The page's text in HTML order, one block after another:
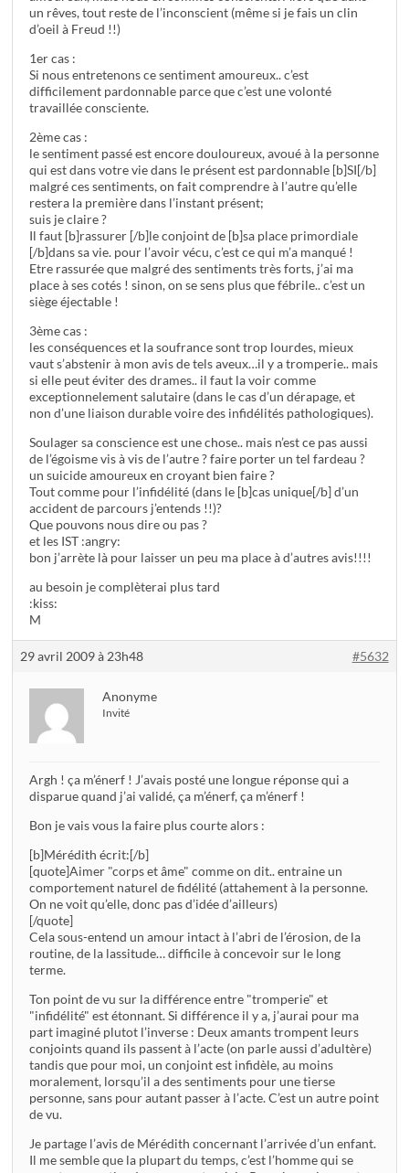
un rêves, tout reste de l’inconscient (même si je fais un clin
d’oeil à Freud !!)
1er cas :
Si nous entretenons ce sentiment amoureux.. c’est
difficilement pardonnable parce que c’est une volonté
travaillée consciente.
2ème cas :
le sentiment passé est encore douloureux, avoué à la personne
qui est dans votre vie dans le présent est pardonnable [b]SI[/b]
malgré ces sentiments, on fait comprendre à l’autre qu’elle
restera la première dans l’instant présent;
suis je claire ?
Il faut [b]rassurer [/b]le conjoint de [b]sa place primordiale
[/b]dans sa vie. pour l’avoir vécu, c’est ce qui m’a manqué !
Etre rassurée que malgré des sentiments très forts, j’ai ma
place à ses cotés ! sinon, on se sens plus que fébrile.. c’est un
siège éjectable !
3ème cas :
les conséquences et la soufrance sont trop lourdes, mieux
vaut s’abstenir à mon avis de tels aveux…il y a tromperie.. mais
si elle peut éviter des drames.. il faut la voir comme
exceptionnelement salutaire (dans le cas d’un dérapage, et
non d’une liaison durable voire des infidélités pathologiques).
Soulager sa conscience est une chose.. mais n’est ce pas aussi
de l’égoisme vis à vis de l’autre ? faire porter un tel fardeau ?
un suicide amoureux en croyant bien faire ?
Tout comme pour l’infidélité (dans le [b]cas unique[/b] d’un
accident de parcours j’entends !!)?
Que pouvons nous dire ou pas ?
et les IST :angry:
bon j’arrète là pour laisser un peu ma place à d’autres avis!!!!
au besoin je complèterai plus tard
:kiss:
M
29 avril 2009 à 23h48 #5632
Anonyme
Invité
Argh ! ça m’énerf ! J’avais posté une longue réponse qui a
disparue quand j’ai validé, ça m’énerf, ça m’énerf !
Bon je vais vous la faire plus courte alors :
[b]Mérédith écrit:[/b]
[quote]Aimer "corps et âme" comme on dit.. entraine un
comportement naturel de fidélité (attahement à la personne.
On ne voit qu’elle, donc pas d’idée d’ailleurs)
[/quote]
Cela sous-entend un amour intact à l’abri de l’érosion, de la
routine, de la lassitude… difficile à concevoir sur le long
terme.
Ton point de vu sur la différence entre "tromperie" et
"infidélité" est étonnant. Si différence il y a, j’aurai pour ma
part imaginé plutot l’inverse : Deux amants trompent leurs
conjoints quand ils passent à l’acte (on parle aussi d’adultère)
tandis que pour moi, un conjoint est infidèle, au moins
moralement, lorsqu’il a des sentiments pour une tierse
personne, sans pour autant passer à l’acte. C’est un autre point
de vu.
Je partage l’avis de Mérédith concernant l’arrivée d’un enfant.
Il me semble que la plupart du temps, c’est l’homme qui se